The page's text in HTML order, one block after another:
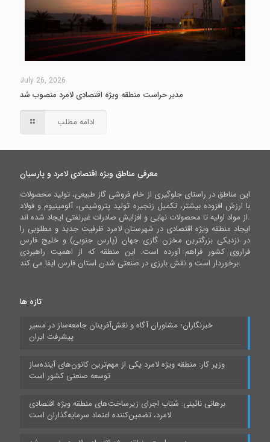
July 26, 2026
مدیر حراست منطقه ویژه اقتصادی لامرد منصوب شد
ادامه مطلب
معرفی مناطق ویژه اقتصادی لامرد و پارسیان
این مناطق در راستای جلوگیری از خام فروشی گاز طبیعی، تولید محصولات
با ارزش افزوده بیشتر، تکمیل زنجیره تولید پتروشیمی، آلومینیوم و فولاد
از مواد اولیه تا محصولات نهایی و افزایش صادرات غیرنفتی ایجاد شده اند.
ایجاد منطقه ویژه اقتصادی در شهرستان لامرد ظرفیت جدید و مطلوبی را
در نزدیکی بزرگترین مخزن گازی جهان (پارس جنوبی) و خلیج فارس
فراروی کشور فراهم آورده است. این منطقه که از اهمیت راهبردی
برخوردار است و نقش بارزی در صنعتی شدن استان فارس ایفا می کند.
تازه ها
خبرنگاران؛ مشاوران آگاه و نقش‌آفرینان جامعه‌ساز در مسیر
پیشرفت ایران
وزیر کار: منطقه ویژه لامرد یکی از مهم‌ترین کانون‌های آینده‌ساز
توسعه صنعتی کشور است
برهانی نائینی: شتاب اجرای زیرساخت‌های منطقه ویژه اقتصادی
لامرد، تضمین‌کننده اعتماد سرمایه‌گذاران است